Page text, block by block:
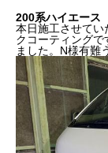
200系ハイエース
本日施工させてい
クコーティングで
ました。N様有難